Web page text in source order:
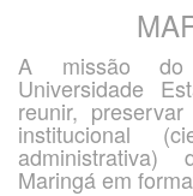
A missão do
Universidade
reunir,
institucional
Maringá em